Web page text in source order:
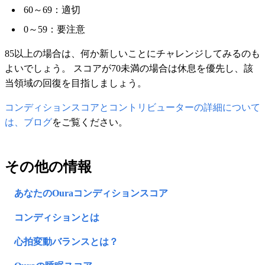
60～69：適切
0～59：要注意
85以上の場合は、何か新しいことにチャレンジしてみるのも
よいでしょう。 スコアが70未満の場合は休息を優先し、該
当領域の回復を目指しましょう。
コンディションスコアとコントリビューターの詳細について
は、ブログをご覧ください。
その他の情報
あなたのOuraコンディションスコア
コンディションとは
心拍変動バランスとは？